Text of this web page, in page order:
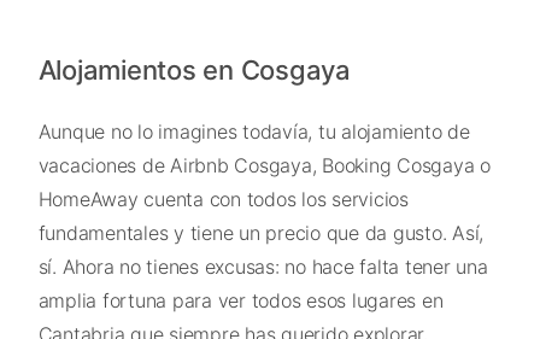
Alojamientos en Cosgaya
Aunque no lo imagines todavía, tu alojamiento de
vacaciones de Airbnb Cosgaya, Booking Cosgaya o
HomeAway cuenta con todos los servicios
fundamentales y tiene un precio que da gusto. Así,
sí. Ahora no tienes excusas: no hace falta tener una
amplia fortuna para ver todos esos lugares en
Cantabria que siempre has querido explorar.